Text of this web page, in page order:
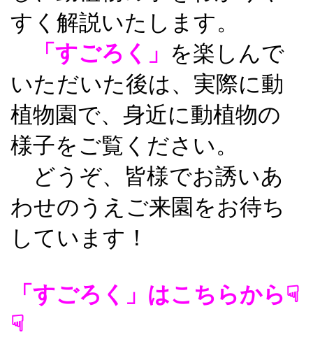
すく解説いたします。
「すごろく」 を楽しんで
いただいた後は、実際に動
植物園で、身近に動植物の
様子をご覧ください。
どうぞ、皆様でお誘いあ
わせのうえご来園をお待ち
しています！
「すごろく」はこちらから☟
☟